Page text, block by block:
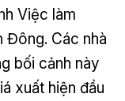
Việc làm
Đông. Các nhà
bối cảnh này
xuất hiện đầu